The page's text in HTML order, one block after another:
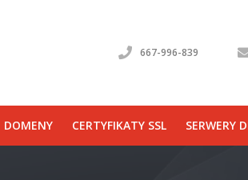
667-996-839
DOMENY CERTYFIKATY SSL SERWERY